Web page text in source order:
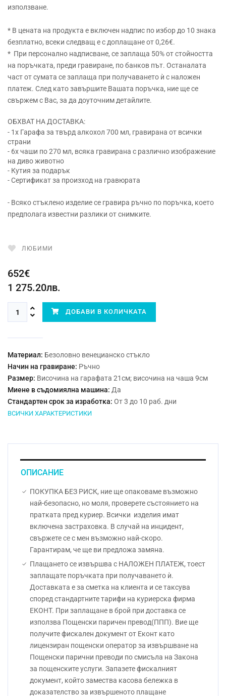
използване.
* В цената на продукта е включен надпис по избор до 10 знака
безплатно, всеки следващ е с доплащане от 0,26€.
* При персонално надписване, се заплаща 50% от стойността
на поръчката, преди гравиране, по банков път. Останалата
част от сумата се заплаща при получаването ѝ с наложен
платеж. След като завършите Вашата поръчка, ние ще се
свържем с Вас, за да доуточним детайлите.
ОБХВАТ НА ДОСТАВКА:
- 1x Гарафа за твърд алкохол 700 мл, гравирана от всички
страни
- 6x чаши по 270 мл, всяка гравирана с различно изображение
на диво животно
- Кутия за подарък
- Сертификат за произход на гравюрата
- Всяко стъклено изделие се гравира ръчно по поръчка, което
предполага известни разлики от снимките.
ЛЮБИМИ
652€
1 275.20лв.
ДОБАВИ В КОЛИЧКАТА
Материал: Безоловно венецианско стъкло
Начин на гравиране: Ръчно
Размер: Височина на гарафата 21см; височина на чаша 9см
Миене в съдомиялна машина: Да
Стандартен срок за изработка: От 3 до 10 раб. дни
ВСИЧКИ ХАРАКТЕРИСТИКИ
ОПИСАНИЕ
ПОКУПКА БЕЗ РИСК, ние ще опаковаме възможно
най-безопасно, но моля, проверете състоянието на
пратката пред куриер. Всички изделия имат
включена застраховка. В случай на инцидент,
свържете се с мен възможно най-скоро.
Гарантирам, че ще ви предложа замяна.
Плащането се извършва с НАЛОЖЕН ПЛАТЕЖ, тоест
заплащате поръчката при получаването ѝ.
Доставката е за сметка на клиента и се таксува
според стандартните тарифи на куриерска фирма
ЕКОНТ. При заплащане в брой при доставка се
използва Пощенски паричен превод(ППП). Вие ще
получите фискален документ от Еконт като
лицензиран пощенски оператор за извършване на
Пощенски парични преводи по смисъла на Закона
за пощенските услуги. Запазете фискалният
документ, който замества касова бележка в
доказателство за извършеното плащане